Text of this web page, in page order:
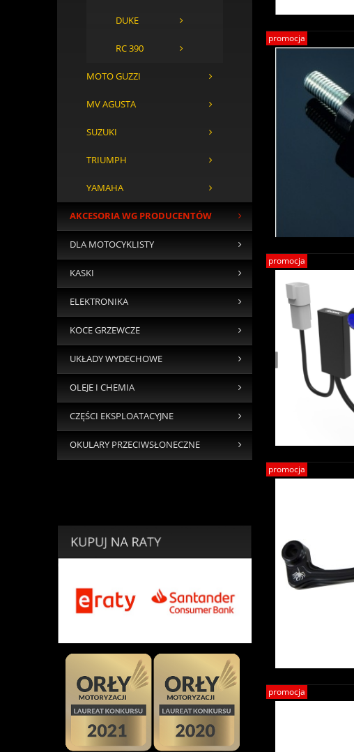
DUKE
RC 390
MOTO GUZZI
MV AGUSTA
SUZUKI
TRIUMPH
YAMAHA
AKCESORIA WG PRODUCENTÓW
DLA MOTOCYKLISTY
KASKI
ELEKTRONIKA
KOCE GRZEWCZE
UKŁADY WYDECHOWE
OLEJE I CHEMIA
CZĘŚCI EKSPLOATACYJNE
OKULARY PRZECIWSŁONECZNE
promocja
promocja
promocja
promocja